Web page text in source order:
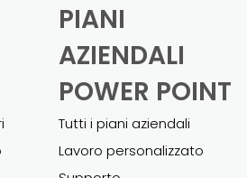
PIANI
AZIENDALI
POWER POINT
Tutti i piani aziendali
Lavoro personalizzato